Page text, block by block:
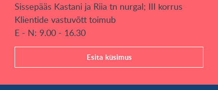
Sissepääs Kastani ja Riia tn nurgal; III korrus
Klientide vastuvõtt toimub
E - N: 9.00 - 16.30
Esita küsimus